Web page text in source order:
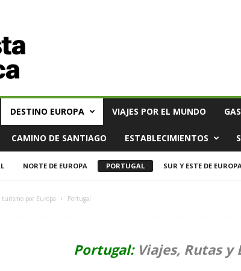
DESTINO EUROPA VIAJES POR EL MUNDO
CAMINO DE SANTIAGO ESTABLECIMIENTOS
NORTE DE EUROPA PORTUGAL SUR Y ESTE DE EUROPA
turismo por Europa Portugal
Portugal: Viajes, Rutas y